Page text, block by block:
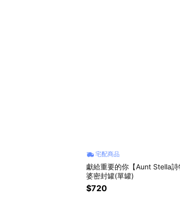
宅配商品
獻給重要的你【Aunt Stella
婆密封罐(單罐)
$720